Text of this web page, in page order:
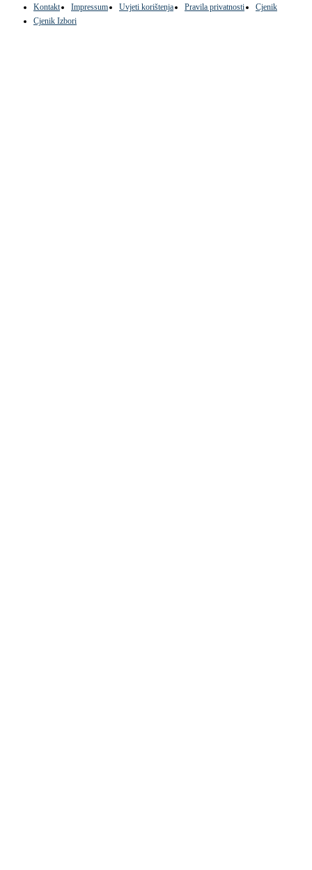
Kontakt Impressum Uvjeti korištenja Pravila privatnosti
Cjenik
Cjenik Izbori